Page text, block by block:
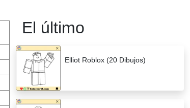
El último
Elliot Roblox (20 Dibujos)